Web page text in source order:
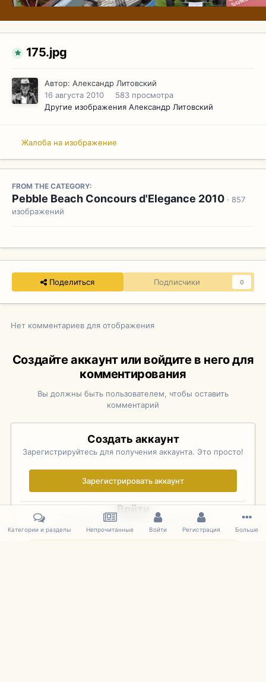
175.jpg
Автор: Александр Литовский
16 августа 2010
583 просмотра
Другие изображения Александр Литовский
Жалоба на изображение
FROM THE CATEGORY:
Pebble Beach Concours d'Elegance 2010 · 857
изображений
Поделиться Подписчики 0
Нет комментариев для отображения
Создайте аккаунт или войдите в него для
комментирования
Вы должны быть пользователем, чтобы оставить
комментарий
Создать аккаунт
Зарегистрируйтесь для получения аккаунта. Это просто!
Зарегистрировать аккаунт
Войти
Уже зарегистрированы? Войдите здесь.
Категории и разделы Непрочитанные Войти Регистрация Больше